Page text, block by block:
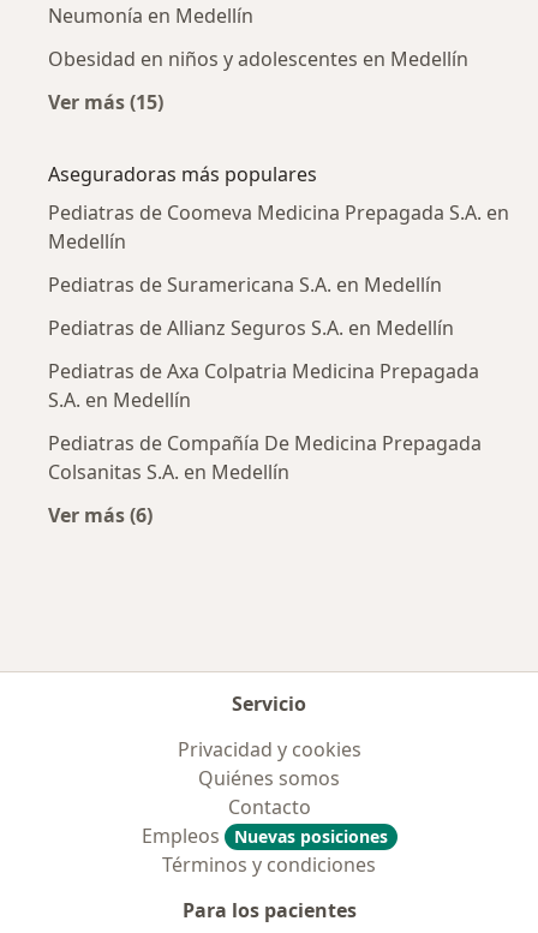
Neumonía en Medellín
Obesidad en niños y adolescentes en Medellín
Ver más (15)
Aseguradoras más populares
Pediatras de Coomeva Medicina Prepagada S.A. en
Medellín
Pediatras de Suramericana S.A. en Medellín
Pediatras de Allianz Seguros S.A. en Medellín
Pediatras de Axa Colpatria Medicina Prepagada
S.A. en Medellín
Pediatras de Compañía De Medicina Prepagada
Colsanitas S.A. en Medellín
Ver más (6)
Servicio
Privacidad y cookies
Quiénes somos
Contacto
Empleos
Nuevas posiciones
Términos y condiciones
Para los pacientes